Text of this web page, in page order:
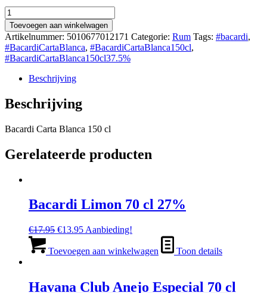
€32.95.€29.95.
Bacardi
Carta
Blanca
150
cl
37.5%
aantal
Toevoegen aan winkelwagen
Artikelnummer: 5010677012171 Categorie: Rum Tags: #bacardi,
#BacardiCartaBlanca, #BacardiCartaBlanca150cl,
#BacardiCartaBlanca150cl37.5%
Beschrijving
Beschrijving
Bacardi Carta Blanca 150 cl
Gerelateerde producten
Bacardi Limon 70 cl 27%
€17.95 Oorspronkelijke
was:
€13.95Huidige
is:
Aanbieding!
Toevoegen aan winkelwagen Toon details
Havana Club Anejo Especial 70 cl